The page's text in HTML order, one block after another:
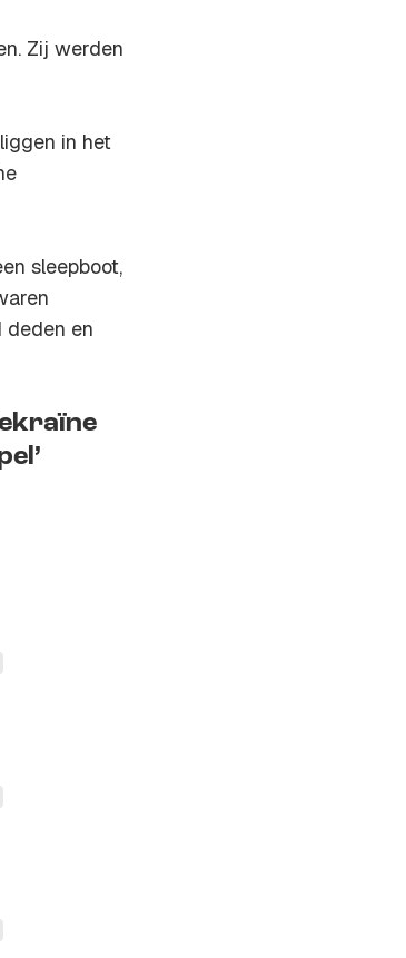
Zij werden
in het
sleepboot,
deden en